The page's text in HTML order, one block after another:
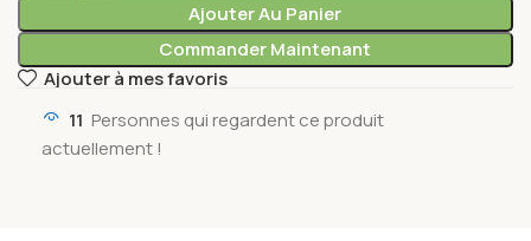
Ajouter Au Panier
Commander Maintenant
Ajouter à mes favoris
11 Personnes qui regardent ce produit
actuellement !